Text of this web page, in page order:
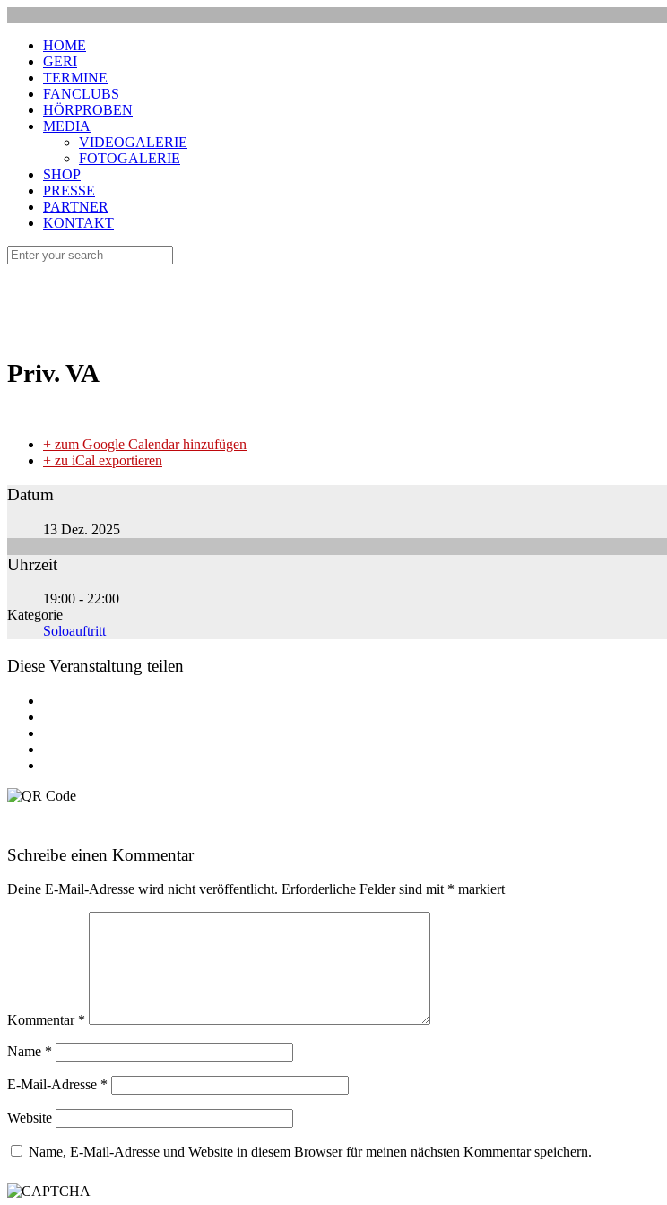
HOME
GERI
TERMINE
FANCLUBS
HÖRPROBEN
MEDIA
VIDEOGALERIE
FOTOGALERIE
SHOP
PRESSE
PARTNER
KONTAKT
Priv. VA
+ zum Google Calendar hinzufügen
+ zu iCal exportieren
Datum
13 Dez. 2025
Uhrzeit
19:00 - 22:00
Kategorie
Soloauftritt
Diese Veranstaltung teilen
Schreibe einen Kommentar
Deine E-Mail-Adresse wird nicht veröffentlicht. Erforderliche Felder sind mit * markiert
Kommentar *
Name *
E-Mail-Adresse *
Website
Name, E-Mail-Adresse und Website in diesem Browser für meinen nächsten Kommentar speichern.